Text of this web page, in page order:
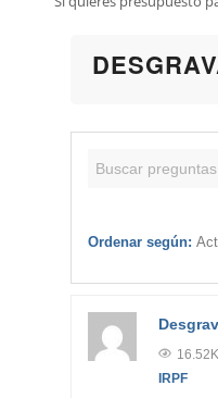
Ordenar según:
IRPF